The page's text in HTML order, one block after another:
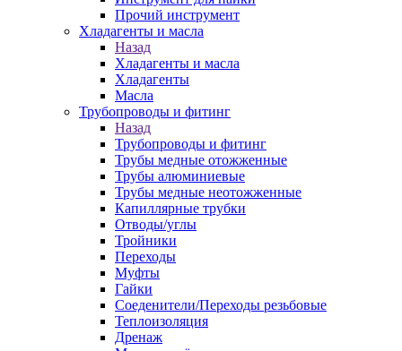
Прочий инструмент
Хладагенты и масла
Назад
Хладагенты и масла
Хладагенты
Масла
Трубопроводы и фитинг
Назад
Трубопроводы и фитинг
Трубы медные отожженные
Трубы алюминиевые
Трубы медные неотожженные
Капиллярные трубки
Отводы/углы
Тройники
Переходы
Муфты
Гайки
Соеденители/Переходы резьбовые
Теплоизоляция
Дренаж